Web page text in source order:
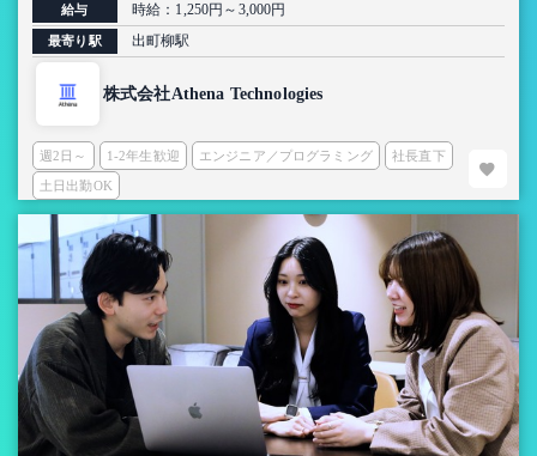
給与 時給：1,250円～3,000円
最寄り駅 出町柳駅
株式会社Athena Technologies
週2日～ 1-2年生歓迎 エンジニア／プログラミング 社長直下
土日出勤OK